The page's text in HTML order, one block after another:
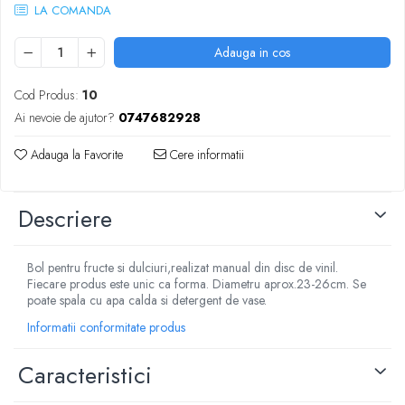
LA COMANDA
Adauga in cos
Cod Produs: 10
Ai nevoie de ajutor? 0747682928
Adauga la Favorite Cere informatii
Descriere
Bol pentru fructe si dulciuri,realizat manual din disc de vinil.
Fiecare produs este unic ca forma. Diametru aprox.23-26cm. Se
poate spala cu apa calda si detergent de vase.
Informatii conformitate produs
Caracteristici